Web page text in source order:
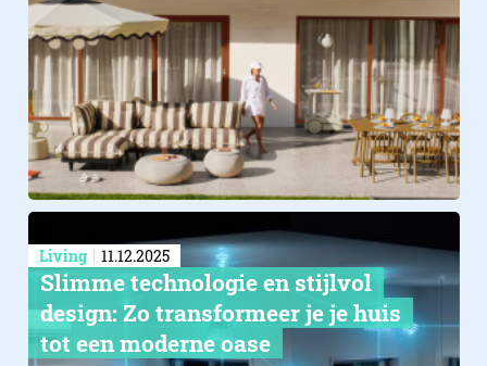
Living 11.12.2025
Slimme technologie en stijlvol
design: Zo transformeer je je huis
tot een moderne oase